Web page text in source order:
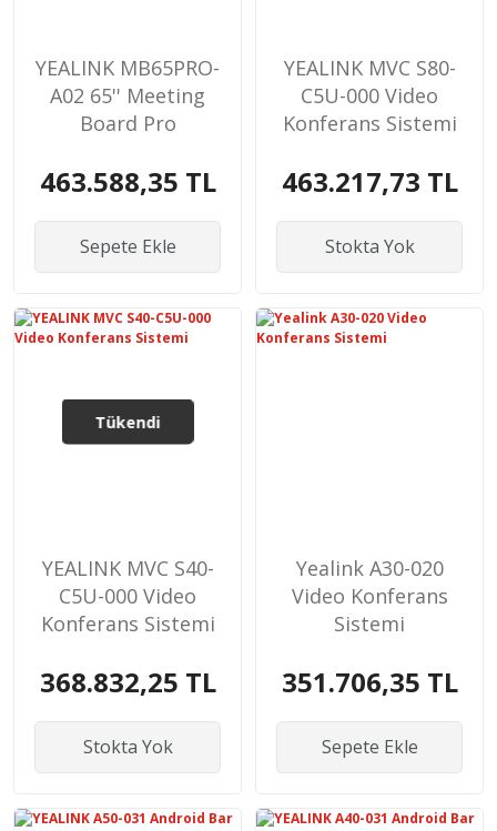
YEALINK MB65PRO-
A02 65'' Meeting
Board Pro
463.588,35 TL
Sepete Ekle
YEALINK MVC S80-
C5U-000 Video
Konferans Sistemi
463.217,73 TL
Stokta Yok
Tükendi
YEALINK MVC S40-
C5U-000 Video
Konferans Sistemi
368.832,25 TL
Stokta Yok
Yealink A30-020
Video Konferans
Sistemi
351.706,35 TL
Sepete Ekle